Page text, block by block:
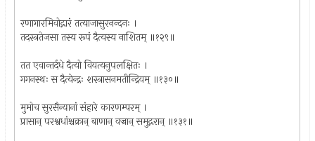
रणागारमिवोद्गारं तत्याजासुरनन्दनः ।
तदस्त्रतेजसा तस्य रूपं दैत्यस्य नाशितम् ॥१२९॥
तत एवान्तर्दधे दैत्यो वियत्यनुपलक्षितः ।
गगनस्थः स दैत्येन्द्रः शस्त्रासनमतीन्द्रियम् ॥१३०॥
मुमोच सुरसैन्यानां संहारे कारणम्परम् ।
प्रासान् परश्वधांश्चक्रान् बाणान् वज्रान् समुद्गरान् ॥१३१॥